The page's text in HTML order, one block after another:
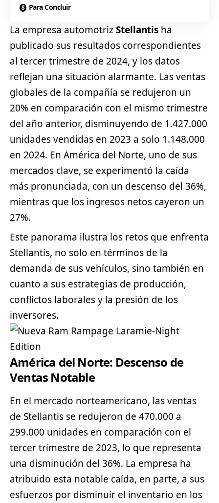
Para Concluir
La empresa automotrizStellantis ha
publicado sus resultados correspondientes
al tercer trimestre de 2024, y los datos
reflejan una situación alarmante. Las ventas
globales de la compañía se redujeron un
20% en comparación con el mismo trimestre
del año anterior, disminuyendo de 1.427.000
unidades vendidas en 2023 a solo 1.148.000
en 2024. En América del Norte, uno de sus
mercados clave, se experimentó la caída
más pronunciada, con un descenso del 36%,
mientras que los ingresos netos cayeron un
27%.
Este panorama ilustra los retos que enfrenta
Stellantis, no solo en términos de la
demanda de sus vehículos, sino también en
cuanto a sus estrategias de producción,
conflictos laborales y la presión de los
inversores.
América del Norte: Descenso de
Ventas Notable
En el mercado norteamericano, las ventas
de Stellantis se redujeron de 470.000 a
299.000 unidades en comparación con el
tercer trimestre de 2023, lo que representa
una disminución del 36%. La empresa ha
atribuido esta notable caída, en parte, a sus
esfuerzos por disminuir el inventario en los